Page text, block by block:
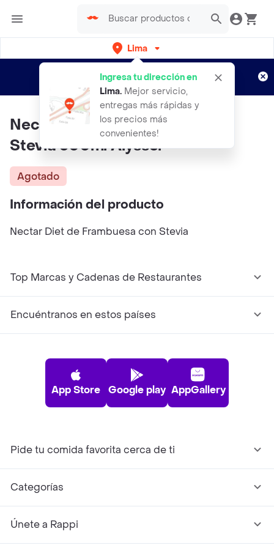
Lima
Ingresa tu dirección en
Lima. Mejor servicio,
entregas más rápidas y
los precios más
convenientes!
envíos gratis por semanas
Aplican TyC
Nectar Diet De Frambuesa Con
Stevia 300ml Alyssol
Agotado
Información del producto
Nectar Diet de Frambuesa con Stevia
Top Marcas y Cadenas de Restaurantes
Encuéntranos en estos países
App Store Google play AppGallery
Pide tu comida favorita cerca de ti
Categorías
Únete a Rappi